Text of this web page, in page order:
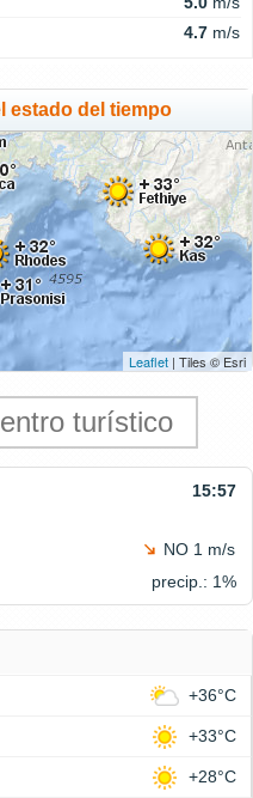
4.7 m/s
estado del tiempo
Leaflet | Tiles © Esri
15:57
NO 1 m/s
precip.: 1%
+36°C
+33°C
+28°C